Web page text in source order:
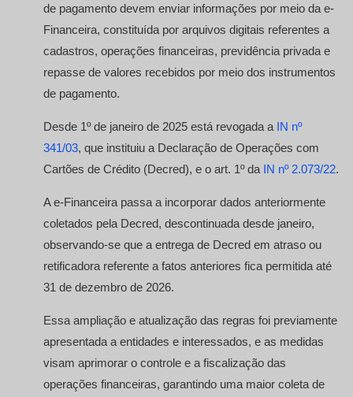
de pagamento devem enviar informações por meio da e-
Financeira, constituída por arquivos digitais referentes a
cadastros, operações financeiras, previdência privada e
repasse de valores recebidos por meio dos instrumentos
de pagamento.
Desde 1º de janeiro de 2025 está revogada a IN nº
341/03, que instituiu a Declaração de Operações com
Cartões de Crédito (Decred), e o art. 1º da IN nº 2.073/22.
A e-Financeira passa a incorporar dados anteriormente
coletados pela Decred, descontinuada desde janeiro,
observando-se que a entrega de Decred em atraso ou
retificadora referente a fatos anteriores fica permitida até
31 de dezembro de 2026.
Essa ampliação e atualização das regras foi previamente
apresentada a entidades e interessados, e as medidas
visam aprimorar o controle e a fiscalização das
operações financeiras, garantindo uma maior coleta de